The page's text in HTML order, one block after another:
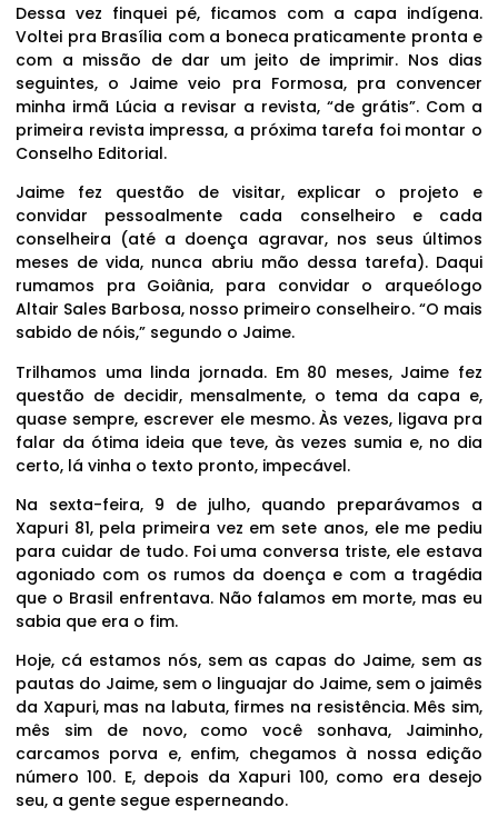
Dessa vez finquei pé, ficamos com a capa indígena.
Voltei pra Brasília com a boneca praticamente pronta e
com a missão de dar um jeito de imprimir. Nos dias
seguintes, o Jaime veio pra Formosa, pra convencer
minha irmã Lúcia a revisar a revista, “de grátis”. Com a
primeira revista impressa, a próxima tarefa foi montar o
Conselho Editorial.
Jaime fez questão de visitar, explicar o projeto e
convidar pessoalmente cada conselheiro e cada
conselheira (até a doença agravar, nos seus últimos
meses de vida, nunca abriu mão dessa tarefa). Daqui
rumamos pra Goiânia, para convidar o arqueólogo
Altair Sales Barbosa, nosso primeiro conselheiro. “O mais
sabido de nóis,” segundo o Jaime.
Trilhamos uma linda jornada. Em 80 meses, Jaime fez
questão de decidir, mensalmente, o tema da capa e,
quase sempre, escrever ele mesmo. Às vezes, ligava pra
falar da ótima ideia que teve, às vezes sumia e, no dia
certo, lá vinha o texto pronto, impecável.
Na sexta-feira, 9 de julho, quando preparávamos a
Xapuri 81, pela primeira vez em sete anos, ele me pediu
para cuidar de tudo. Foi uma conversa triste, ele estava
agoniado com os rumos da doença e com a tragédia
que o Brasil enfrentava. Não falamos em morte, mas eu
sabia que era o fim.
Hoje, cá estamos nós, sem as capas do Jaime, sem as
pautas do Jaime, sem o linguajar do Jaime, sem o jaimês
da Xapuri, mas na labuta, firmes na resistência. Mês sim,
mês sim de novo, como você sonhava, Jaiminho,
carcamos porva e, enfim, chegamos à nossa edição
número 100. E, depois da Xapuri 100, como era desejo
seu, a gente segue esperneando.